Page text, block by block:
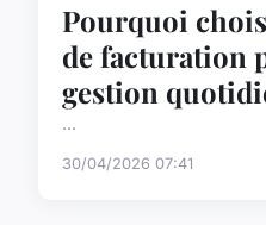
Pourquoi
de facturation
gestion
...
30/04/2026 07:41